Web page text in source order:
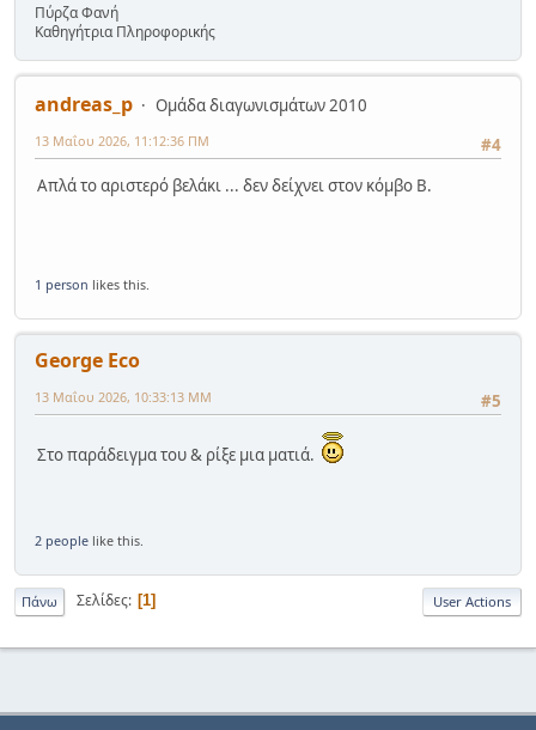
Πύρζα Φανή
Καθηγήτρια Πληροφορικής
andreas_p
Ομάδα διαγωνισμάτων 2010
#4
13 Μαΐου 2026, 11:12:36 ΠΜ
Απλά το αριστερό βελάκι ... δεν δείχνει στον κόμβο B.
1 person likes this.
George Eco
#5
13 Μαΐου 2026, 10:33:13 ΜΜ
Στο παράδειγμα του & ρίξε μια ματιά.
2 people like this.
Πάνω Σελίδες 1 User Actions